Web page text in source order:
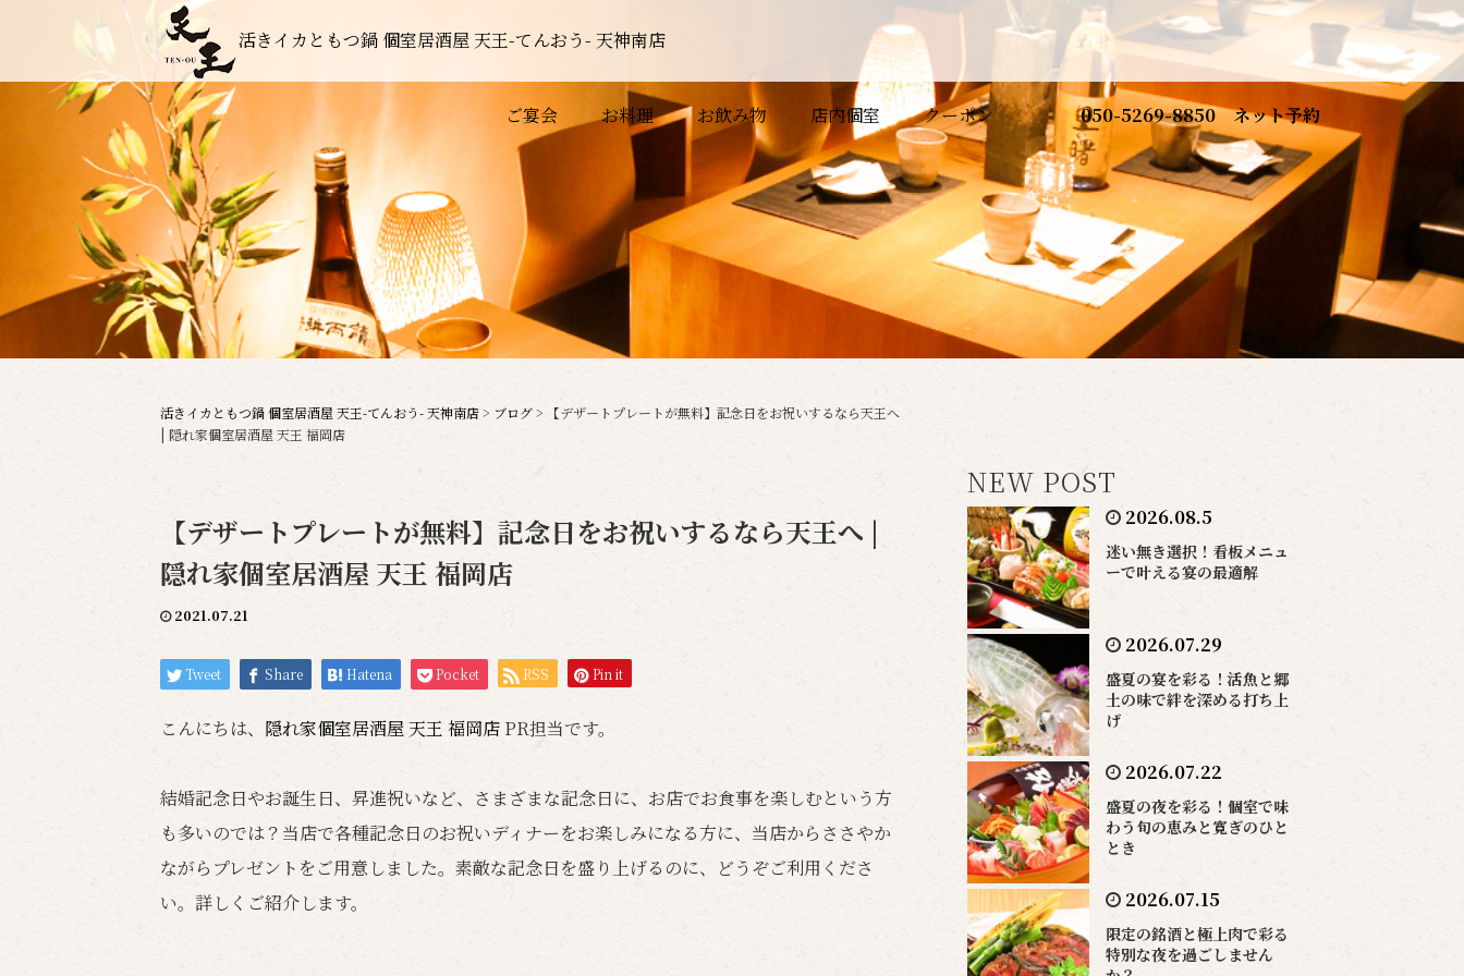
活きイカともつ鍋 個室居酒屋 天王-てんおう- 天神南店
ご宴会 お料理 お飲み物 店内個室 クーポン 050-5269-8850 ネット予約
活きイカともつ鍋 個室居酒屋 天王-てんおう- 天神南店> ブログ>
【デザートプレートが無料】記念日をお祝いするなら天王へ
| 隠れ家個室居酒屋 天王 福岡店
【デザートプレートが無料】記念日をお祝いするなら天王へ |
隠れ家個室居酒屋 天王 福岡店
2021.07.21
Tweet Share Hatena Pocket RSS Pin it
こんにちは、 隠れ家個室居酒屋 天王 福岡店 PR担当です。
結婚記念日やお誕生日、昇進祝いなど、さまざまな記念日に、お店でお食事を楽しむという方
も多いのでは？当店で各種記念日のお祝いディナーをお楽しみになる方に、当店からささやか
ながらプレゼントをご用意しました。素敵な記念日を盛り上げるのに、どうぞご利用くださ
い。詳しくご紹介します。
NEW POST
2026.08.5
迷い無き選択！看板メニュ
ーで叶える宴の最適解
2026.07.29
盛夏の宴を彩る！活魚と郷
土の味で絆を深める打ち上
げ
2026.07.22
盛夏の夜を彩る！個室で味
わう旬の恵みと寛ぎのひと
とき
2026.07.15
限定の銘酒と極上肉で彩る
特別な夜を過ごしません